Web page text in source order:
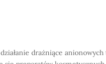
drażniące anionowych